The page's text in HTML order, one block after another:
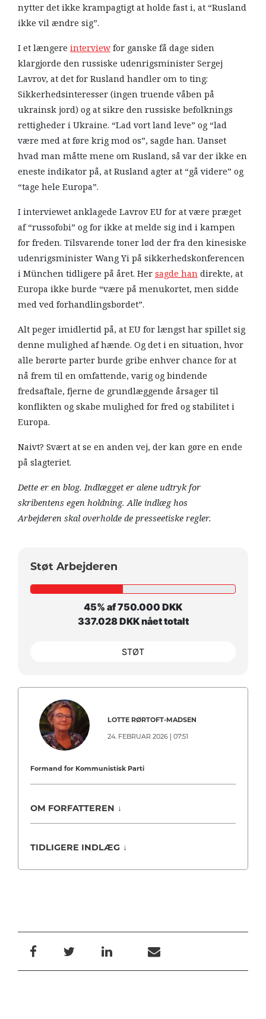
nytter det ikke krampagtigt at holde fast i, at “Rusland
ikke vil ændre sig”.
I et længere interviewfor ganske få dage siden
klargjorde den russiske udenrigsminister Sergej
Lavrov, at det for Rusland handler om to ting:
Sikkerhedsinteresser (ingen truende våben på
ukrainsk jord) og at sikre den russiske befolknings
rettigheder i Ukraine. “Lad vort land leve” og “lad
være med at føre krig mod os”, sagde han. Uanset
hvad man måtte mene om Rusland, så var der ikke en
eneste indikator på, at Rusland agter at “gå videre” og
“tage hele Europa”.
I interviewet anklagede Lavrov EU for at være præget
af “russofobi” og for ikke at melde sig ind i kampen
for freden. Tilsvarende toner lød der fra den kinesiske
udenrigsminister Wang Yi på sikkerhedskonferencen
i München tidligere på året. Hersagde handirekte, at
Europa ikke burde “være på menukortet, men sidde
med ved forhandlingsbordet”.
Alt peger imidlertid på, at EU for længst har spillet sig
denne mulighed af hænde. Og det i en situation, hvor
alle berørte parter burde gribe enhver chance for at
nå frem til en omfattende, varig og bindende
fredsaftale, fjerne de grundlæggende årsager til
konflikten og skabe mulighed for fred og stabilitet i
Europa.
Naivt? Svært at se en anden vej, der kan gøre en ende
på slagteriet.
Dette er en blog. Indlægget er alene udtryk for
skribentens egen holdning. Alle indlæg hos
Arbejderen skal overholde de presseetiske regler.
Støt Arbejderen
45% af 750.000 DKK
337.028 DKK nået totalt
STØT
LOTTE RØRTOFT-MADSEN
24. FEBRUAR 2026 | 07:51
Formand for Kommunistisk Parti
OM FORFATTEREN ↓
TIDLIGERE INDLÆG ↓